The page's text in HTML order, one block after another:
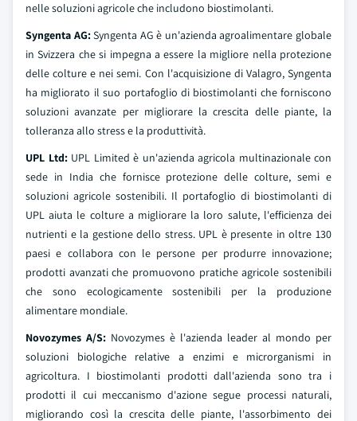
nelle soluzioni agricole che includono biostimolanti.
Syngenta AG:Syngenta AG è un'azienda agroalimentare globale
in Svizzera che si impegna a essere la migliore nella protezione
delle colture e nei semi. Con l'acquisizione di Valagro, Syngenta
ha migliorato il suo portafoglio di biostimolanti che forniscono
soluzioni avanzate per migliorare la crescita delle piante, la
tolleranza allo stress e la produttività.
UPL Ltd: UPL Limited è un'azienda agricola multinazionale con
sede in India che fornisce protezione delle colture, semi e
soluzioni agricole sostenibili. Il portafoglio di biostimolanti di
UPL aiuta le colture a migliorare la loro salute, l'efficienza dei
nutrienti e la gestione dello stress. UPL è presente in oltre 130
paesi e collabora con le persone per produrre innovazione;
prodotti avanzati che promuovono pratiche agricole sostenibili
che sono ecologicamente sostenibili per la produzione
alimentare mondiale.
Novozymes A/S: Novozymes è l'azienda leader al mondo per
soluzioni biologiche relative a enzimi e microrganismi in
agricoltura. I biostimolanti prodotti dall'azienda sono tra i
prodotti il cui meccanismo d'azione segue processi naturali,
migliorando così la crescita delle piante, l'assorbimento dei